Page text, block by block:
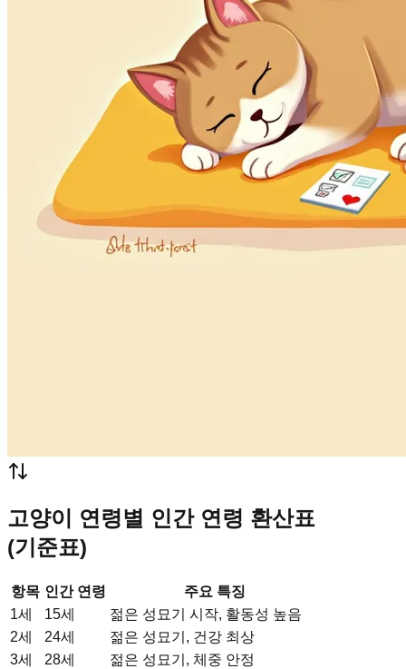
고양이 연령별 인간 연령 환산표
(기준표)
항목 인간 연령
주요 특징
1세
15세
젊은 성묘기 시작, 활동성 높음
2세
24세
젊은 성묘기, 건강 최상
3세
28세
젊은 성묘기, 체중 안정